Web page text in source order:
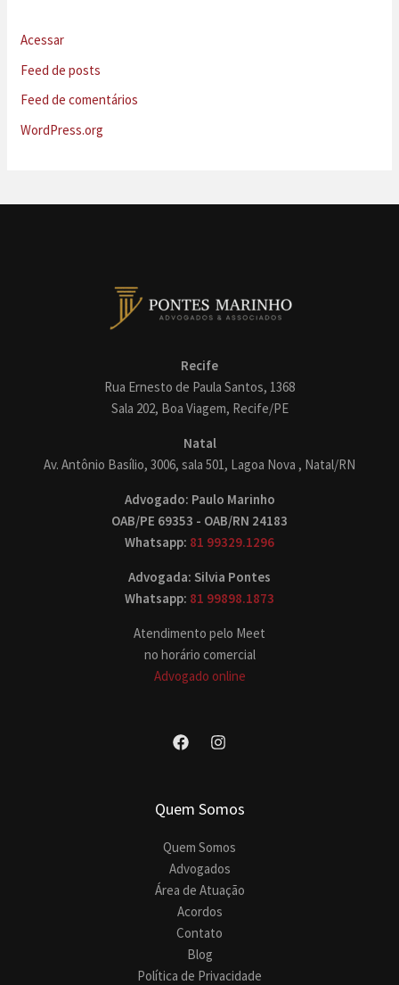
Acessar
Feed de posts
Feed de comentários
WordPress.org
Recife
Rua Ernesto de Paula Santos, 1368
Sala 202, Boa Viagem, Recife/PE
Natal
Av. Antônio Basílio, 3006, sala 501, Lagoa Nova , Natal/RN
Advogado: Paulo Marinho
OAB/PE 69353 - OAB/RN 24183
Whatsapp: 81 99329.1296
Advogada: Silvia Pontes
Whatsapp: 81 99898.1873
Atendimento pelo Meet
no horário comercial
Advogado online
Quem Somos
Quem Somos
Advogados
Área de Atuação
Acordos
Contato
Blog
Política de Privacidade